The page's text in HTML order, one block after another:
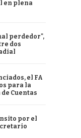
en plena
perdedor",
dos
el FA
para la
Cuentas
por el